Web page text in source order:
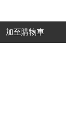
加至購物車